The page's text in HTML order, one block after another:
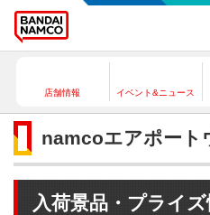
店舗情報 イベント&ニュース
namcoエアポート
入荷景品・プライズ